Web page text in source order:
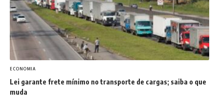
ECONOMIA
Lei garante frete mínimo no transporte de cargas; saiba o que
muda